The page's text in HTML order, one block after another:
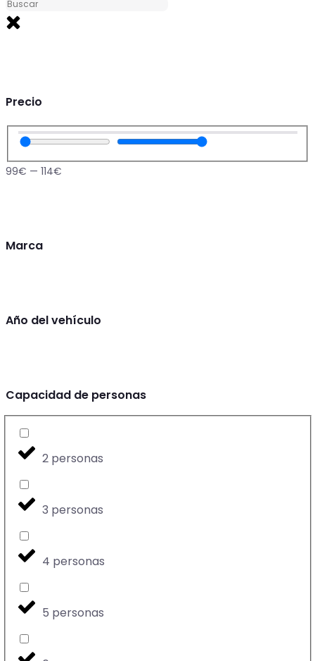
Precio
99€ — 114€
Marca
Año del vehículo
Capacidad de personas
2 personas
3 personas
4 personas
5 personas